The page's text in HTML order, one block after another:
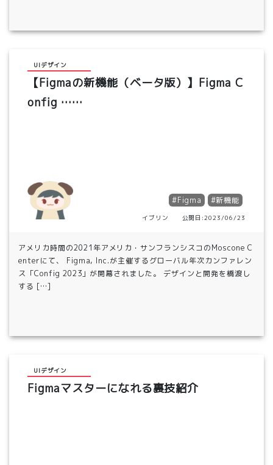
UIデザイン
【Figmaの新機能（ベータ版）】Figma C
onfig ……
#Figma #新機能
イブリン 公開日:2023/06/23
アメリカ時間の2021年アメリカ・サンフランシスコのMoscone C
enterにて、 Figma, Inc.が主催するグローバル年次カンファレン
ス「Config 2023」が開幕されました。 デザインと開発を橋渡し
する […]
UIデザイン
Figmaマスターになれる裏技紹介